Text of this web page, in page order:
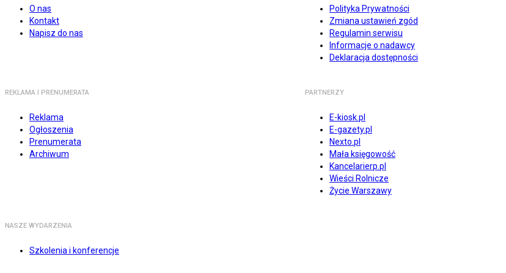
O nas
Kontakt
Napisz do nas
Polityka Prywatności
Zmiana ustawień zgód
Regulamin serwisu
Informacje o nadawcy
Deklaracja dostępności
REKLAMA I PRENUMERATA
Reklama
Ogłoszenia
Prenumerata
Archiwum
PARTNERZY
E-kiosk.pl
E-gazety.pl
Nexto.pl
Mała księgowość
Kancelarierp.pl
Wieści Rolnicze
Życie Warszawy
NASZE WYDARZENIA
Szkolenia i konferencje